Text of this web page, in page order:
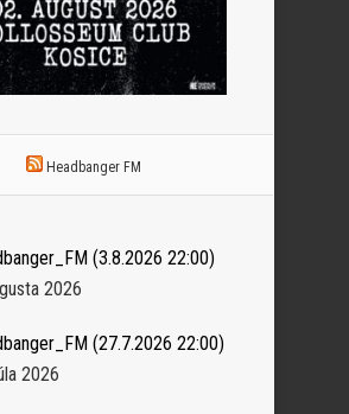
Headbanger FM
(3.8.2026 22:00)
2026
(27.7.2026 22:00)
2026